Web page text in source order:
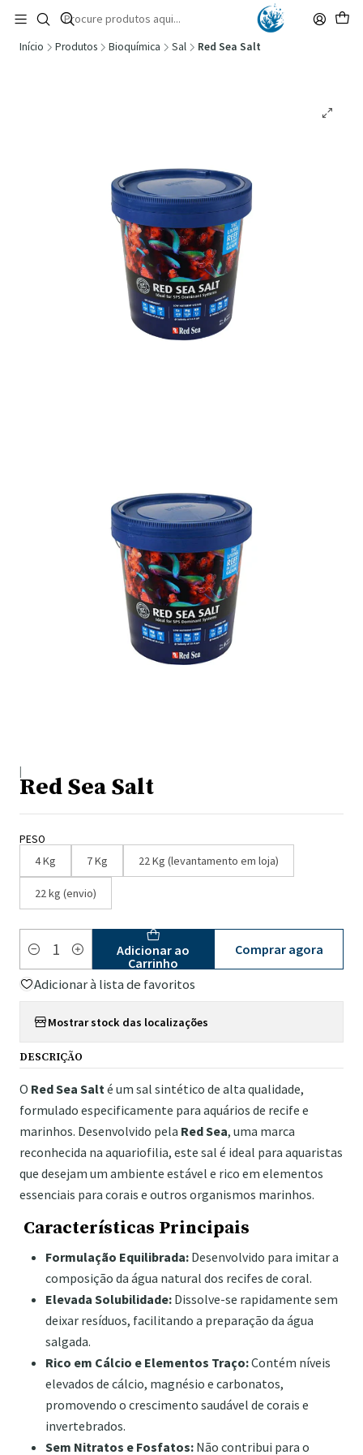
🚚 Portugal Continental: Portes Grátis desde 149,90€ (Envio extresso: 14,90€)
Ler mais
Início Produtos Bioquímica Sal Red Sea Salt
|
Red Sea Salt
PESO
4 Kg 7 Kg 22 Kg (levantamento em loja)
22 kg (envio)
Quantidade
Adicionar ao
Carrinho
Comprar agora
Adicionar à lista de favoritos
Mostrar stock das localizações
DESCRIÇÃO
O Red Sea Salté um sal sintético de alta qualidade,
formulado especificamente para aquários de recife e
marinhos. Desenvolvido pela Red Sea, uma marca
reconhecida na aquariofilia, este sal é ideal para aquaristas
que desejam um ambiente estável e rico em elementos
essenciais para corais e outros organismos marinhos.
Características Principais
Formulação Equilibrada: Desenvolvido para imitar a
composição da água natural dos recifes de coral.
Elevada Solubilidade: Dissolve-se rapidamente sem
deixar resíduos, facilitando a preparação da água
salgada.
Rico em Cálcio e Elementos Traço:Contém níveis
elevados de cálcio, magnésio e carbonatos,
promovendo o crescimento saudável de corais e
invertebrados.
Sem Nitratos e Fosfatos: Não contribui para o